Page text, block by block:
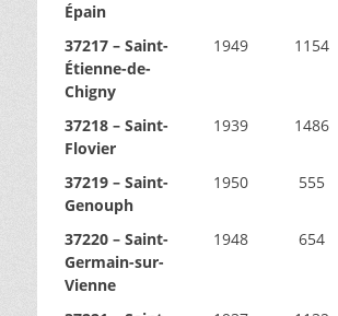
Épain
37217 – Saint-
Étienne-de-
Chigny
1949 1154
37218 – Saint-
Flovier
1939 1486
37219 – Saint-
Genouph
1950 555
37220 – Saint-
Germain-sur-
Vienne
1948 654